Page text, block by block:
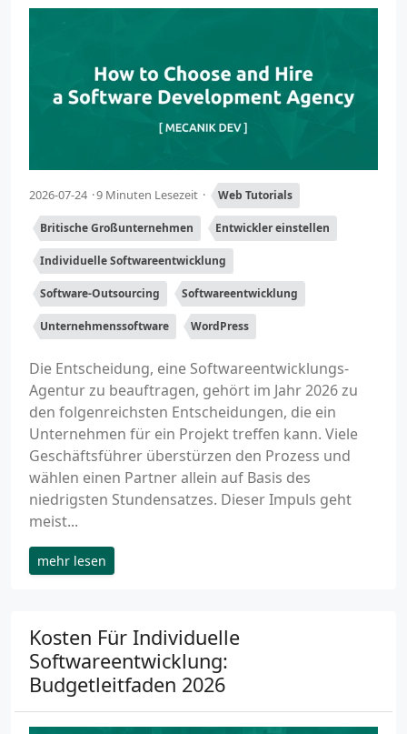
2026-07-24 9 Minuten Lesezeit Web Tutorials
Britische Großunternehmen Entwickler einstellen
Individuelle Softwareentwicklung
Software-Outsourcing Softwareentwicklung
Unternehmenssoftware WordPress
Die Entscheidung, eine Softwareentwicklungs-
Agentur zu beauftragen, gehört im Jahr 2026 zu
den folgenreichsten Entscheidungen, die ein
Unternehmen für ein Projekt treffen kann. Viele
Geschäftsführer überstürzen den Prozess und
wählen einen Partner allein auf Basis des
niedrigsten Stundensatzes. Dieser Impuls geht
meist...
mehr lesen
Kosten Für Individuelle
Softwareentwicklung:
Budgetleitfaden 2026